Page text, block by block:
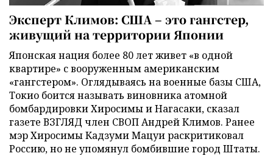
Эксперт Климов: США – это гангстер,
живущий на территории Японии
Японская нация более 80 лет живет «в одной
квартире» с вооруженным американским
«гангстером». Оглядываясь на военные базы США,
Токио боится называть виновника атомной
бомбардировки Хиросимы и Нагасаки, сказал
газете ВЗГЛЯД член СВОП Андрей Климов. Ранее
мэр Хиросимы Кадзуми Мацуи раскритиковал
Россию, но не упомянул бомбившие город Штаты.